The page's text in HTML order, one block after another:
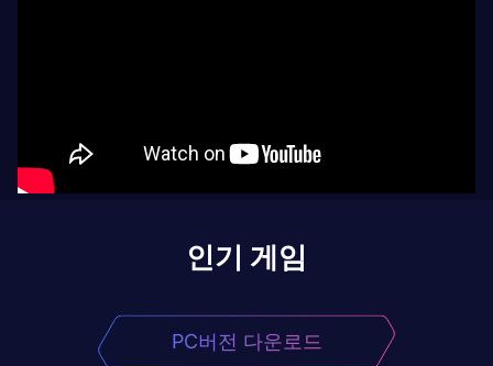
인기 게임
PC버전 다운로드